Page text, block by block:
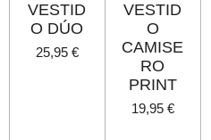
VESTID
O DÚO
25,95 €
VESTID
O
CAMISE
RO
PRINT
19,95 €